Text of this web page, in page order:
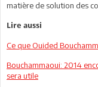
matière de solution des
Lire aussi
Ce que Ouided
Bouchammaoui: 2014
sera utile